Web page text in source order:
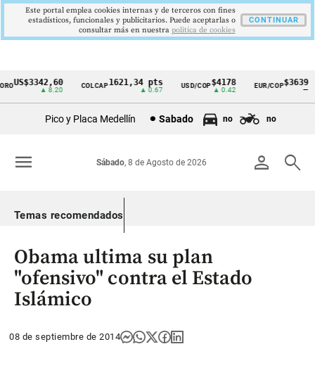
Cintillo
Colombia
US$3342,60
▲ 8.20
COLCAP1621,34 pts
▲ 0.67
USD/COP$4178
▲ 0.42
EUR/COP$3639
Pico y Placa Medellín Sabado no no
person search
Sábado, 8 de Agosto de 2026
menu
Temas recomendados
Obama ultima su plan
"ofensivo" contra el Estado
Islámico
08 de septiembre de 2014
Este portal emplea cookies internas y de terceros con fines
estadísticos, funcionales y publicitarios. Puede aceptarlas o
consultar más en nuestra politica de cookies
CONTINUAR